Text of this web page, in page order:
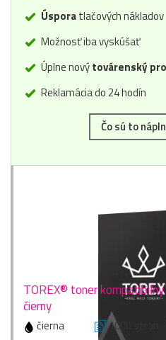
Úsporatlačových nákladov
Možnosť iba vyskúšať
Úplne novýtovárenský
Reklamácia do 24 hodín
Čo sú to
TOREX® toner
čierny
čierna 1000 stran